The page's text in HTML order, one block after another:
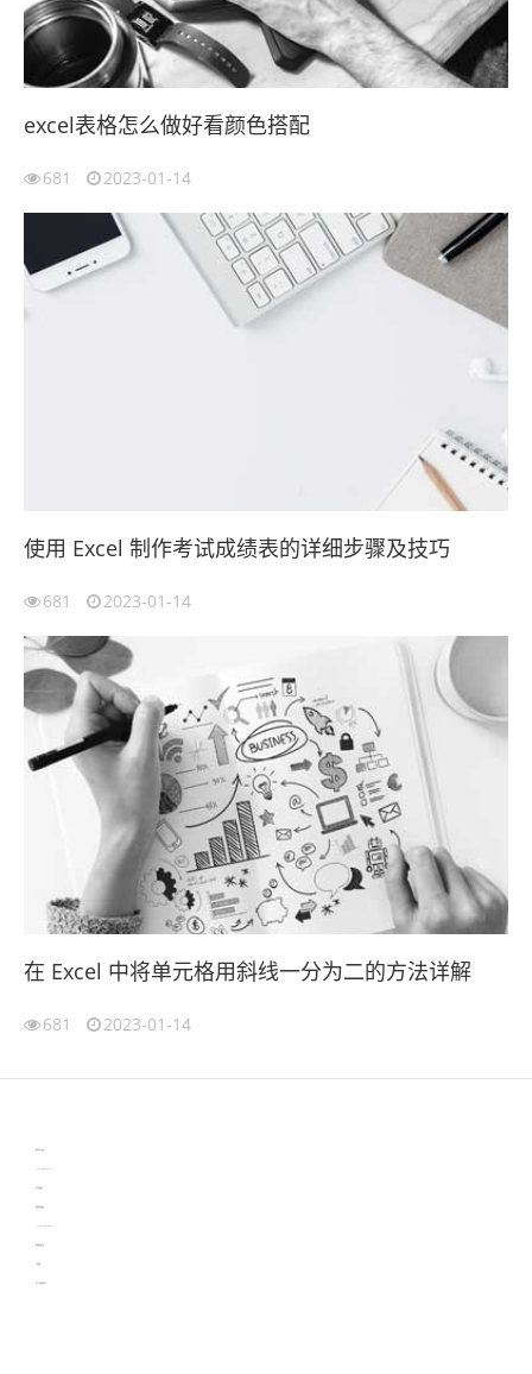
excel表格怎么做好看颜色搭配
681 2023-01-14
使用 Excel 制作考试成绩表的详细步骤及技巧
681 2023-01-14
在 Excel 中将单元格用斜线一分为二的方法详解
681 2023-01-14